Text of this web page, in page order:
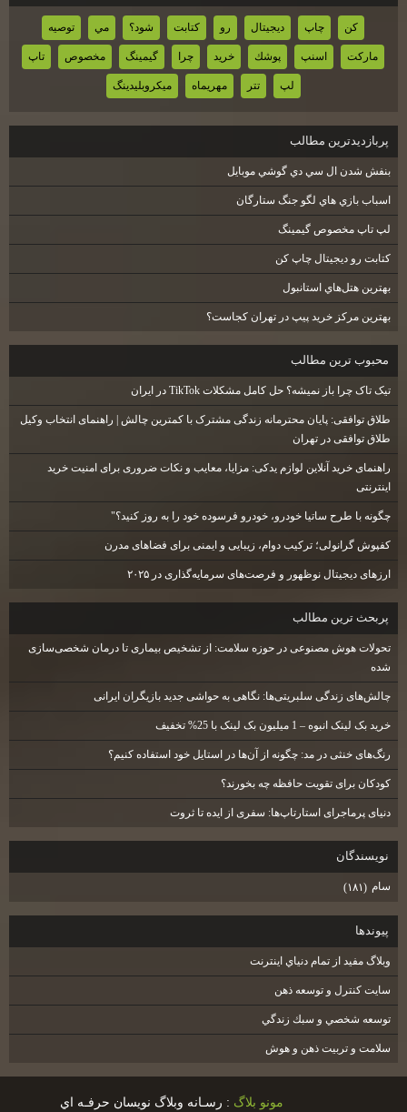
كن چاپ ديجيتال رو كتابت شود؟ مي توصيه
ماركت اسنپ پوشك خريد چرا گيمينگ مخصوص تاپ
لپ تتر مهريماه ميكروبليدينگ
پربازديدترين مطالب
بنفش شدن ال سي دي گوشي موبايل
اسباب بازي هاي لگو جنگ ستارگان
لپ تاپ مخصوص گيمينگ
كتابت رو ديجيتال چاپ كن
بهترين هتل‌هاي استانبول
بهترین مرکز خرید پیپ در تهران کجاست؟
محبوب ترين مطالب
تیک تاک چرا باز نمیشه؟ حل کامل مشکلات TikTok در ایران
طلاق توافقی: پایان محترمانه زندگی مشترک با کمترین چالش | راهنمای انتخاب وکیل
طلاق توافقی در تهران
راهنمای خرید آنلاین لوازم یدکی: مزایا، معایب و نکات ضروری برای امنیت خرید
اینترنتی
چگونه با طرح ساتیا خودرو، خودرو فرسوده خود را به روز کنید؟"
کفپوش گرانولی؛ ترکیب دوام، زیبایی و ایمنی برای فضاهای مدرن
ارزهای دیجیتال نوظهور و فرصت‌های سرمایه‌گذاری در ۲۰۲۵
پربحث ترين مطالب
تحولات هوش مصنوعی در حوزه سلامت: از تشخیص بیماری تا درمان شخصی‌سازی
شده
چالش‌های زندگی سلبریتی‌ها: نگاهی به حواشی جدید بازیگران ایرانی
خرید بک لینک انبوه – 1 میلیون بک لینک با 25% تخفیف
رنگ‌های خنثی در مد: چگونه از آن‌ها در استایل خود استفاده کنیم؟
کودکان برای تقویت حافظه چه بخورند؟
دنیای پرماجرای استارتاپ‌ها: سفری از ایده تا ثروت
نويسندگان
سام(۱۸۱)
پيوندها
وبلاگ مفيد از تمام دنياي اينترنت
سايت كنترل و توسعه ذهن
توسعه شخصي و سبك زندگي
سلامت و تربيت ذهن و هوش
مونو بلاگ: رسـانه وبلاگ نويسان حرفـه اي